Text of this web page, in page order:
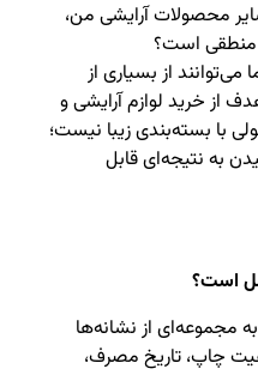
محصولات آرایشی من،
منطقی است؟
از بسیاری از
از خرید لوازم آرایشی و
با بسته‌بندی زیبا نیست؛
به نتیجه‌ای قابل
از نشانه‌ها
چاپ، تاریخ مصرف،